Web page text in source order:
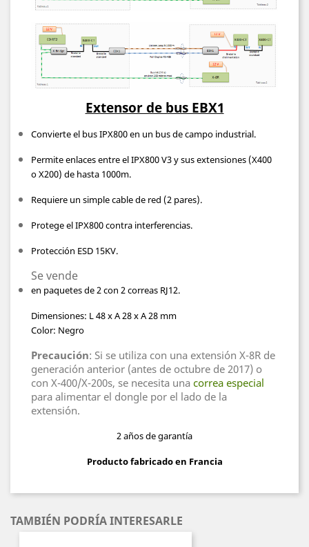
Extensor de bus EBX1
Convierte el bus IPX800 en un bus de campo industrial.
Permite enlaces entre el IPX800 V3 y sus extensiones (X400
o X200) de hasta 1000m.
Requiere un simple cable de red (2 pares).
Protege el IPX800 contra interferencias.
Protección ESD 15KV.
Se vende
en paquetes de 2 con 2 correas RJ12.
Dimensiones: L 48 x A 28 x A 28 mm
Color: Negro
Precaución: Si se utiliza con una extensión X-8R de
generación anterior (antes de octubre de 2017) o
con X-400/X-200s, se necesita una correa especial
para alimentar el dongle por el lado de la
extensión.
2 años de garantía
Producto fabricado en Francia
TAMBIÉN PODRÍA INTERESARLE